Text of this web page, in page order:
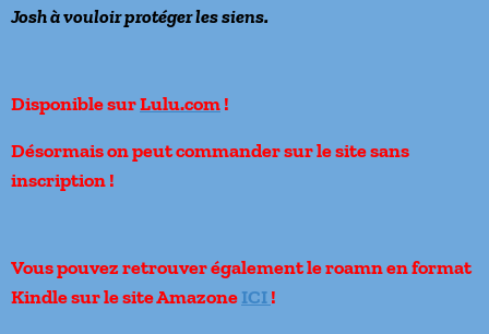
Josh à vouloir protéger les siens.
Disponible surLulu.com!
Désormais on peut commander sur le site sans
inscription !
Vous pouvez retrouver également le roamn en format
Kindle sur le site AmazoneICI!